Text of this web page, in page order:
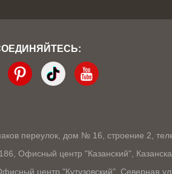
переулок, дом № 16, строение 2,
Офисный центр "Казанский",
центр "Кутузовский", Северная